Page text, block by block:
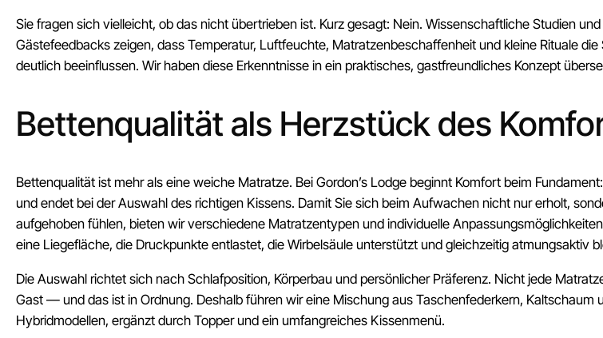
Sie fragen sich vielleicht, ob das nicht übertrieben ist. Kurz gesagt: Nein. Wissenschaftliche Studien
Gästefeedbacks zeigen, dass Temperatur, Luftfeuchte, Matratzenbeschaffenheit und kleine Rituale die
deutlich beeinflussen. Wir haben diese Erkenntnisse in ein praktisches, gastfreundliches Konzept
Bettenqualität als Herzstück des
Bettenqualität ist mehr als eine weiche Matratze. Bei Gordon’s Lodge beginnt Komfort beim
und endet bei der Auswahl des richtigen Kissens. Damit Sie sich beim Aufwachen nicht nur erholt,
aufgehoben fühlen, bieten wir verschiedene Matratzentypen und individuelle
eine Liegefläche, die Druckpunkte entlastet, die Wirbelsäule unterstützt und gleichzeitig atmungsaktiv
Die Auswahl richtet sich nach Schlafposition, Körperbau und persönlicher Präferenz. Nicht jede
Gast — und das ist in Ordnung. Deshalb führen wir eine Mischung aus Taschenfederkern, Kaltschaum
Hybridmodellen, ergänzt durch Topper und ein umfangreiches Kissenmenü.